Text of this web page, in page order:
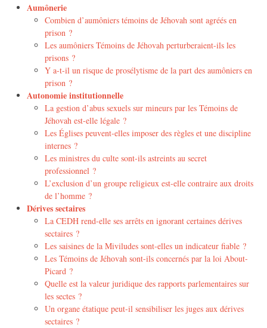
Aumônerie
Combien d’aumôniers témoins de Jéhovah sont agréés en
prison ?
Les aumôniers Témoins de Jéhovah perturberaient-ils les
prisons ?
Y a-t-il un risque de prosélytisme de la part des aumôniers en
prison ?
Autonomie institutionnelle
La gestion d’abus sexuels sur mineurs par les Témoins de
Jéhovah est-elle légale ?
Les Églises peuvent-elles imposer des règles et une discipline
internes ?
Les ministres du culte sont-ils astreints au secret
professionnel ?
L’exclusion d’un groupe religieux est-elle contraire aux droits
de l’homme ?
Dérives sectaires
La CEDH rend-elle ses arrêts en ignorant certaines dérives
sectaires ?
Les saisines de la Miviludes sont-elles un indicateur fiable ?
Les Témoins de Jéhovah sont-ils concernés par la loi About-
Picard ?
Quelle est la valeur juridique des rapports parlementaires sur
les sectes ?
Un organe étatique peut-il sensibiliser les juges aux dérives
sectaires ?